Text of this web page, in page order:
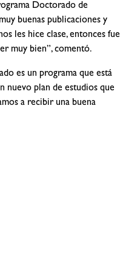
Doctorado de
buenas publicaciones y
les hice clase, entonces fue
muy bien”, comentó.
es un programa que está
nuevo plan de estudios que
a recibir una buena